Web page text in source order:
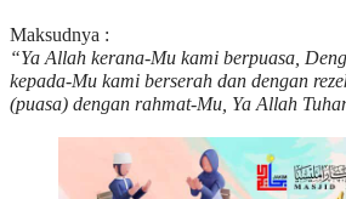
Maksudnya :
“Ya Allah kerana-Mu kami berpuasa,
kepada-Mu kami berserah dan dengan
(puasa) dengan rahmat-Mu, Ya Allah